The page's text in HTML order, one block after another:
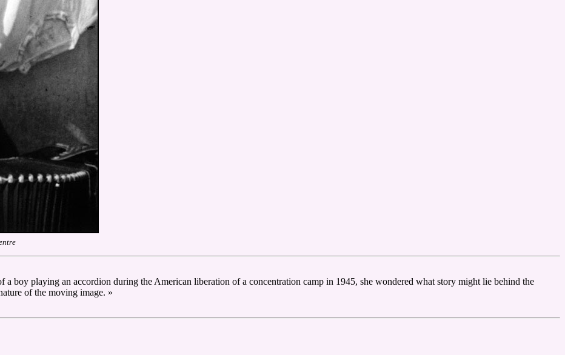
boy playing an accordion during the American liberation of a concentration camp in 1945, she wondered what story might lie behind the
of the moving image. »